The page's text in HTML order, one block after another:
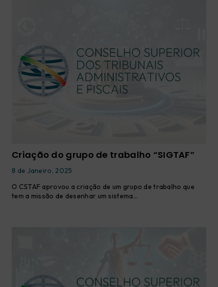
Criação do grupo de trabalho “SIGTAF”
8 de Janeiro, 2025
O CSTAF aprovou a criação de um grupo de trabalho que
tem a missão de desenhar um sistema…